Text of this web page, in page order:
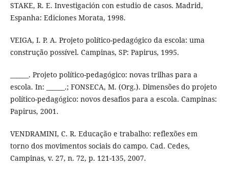
STAKE, R. E. Investigación con estudio de casos. Madrid,
Espanha: Ediciones Morata, 1998.
VEIGA, I. P. A. Projeto político-pedagógico da escola: uma
construção possível. Campinas, SP: Papirus, 1995.
______. Projeto político-pedagógico: novas trilhas para a
escola. In: ______.; FONSECA, M. (Org.). Dimensões do projeto
político-pedagógico: novos desafios para a escola. Campinas:
Papirus, 2001.
VENDRAMINI, C. R. Educação e trabalho: reflexões em
torno dos movimentos sociais do campo. Cad. Cedes,
Campinas, v. 27, n. 72, p. 121-135, 2007.